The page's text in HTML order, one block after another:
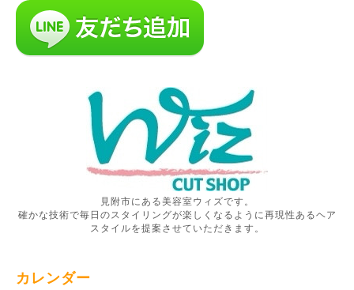
見附市にある美容室ウィズです。
確かな技術で毎日のスタイリングが楽しくなるように再現性あるヘア
スタイルを提案させていただきます。
カレンダー